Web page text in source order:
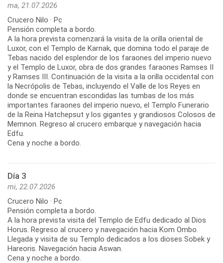
ma, 21.07.2026
Crucero Nilo · Pc
Pensión completa a bordo.
A la hora prevista comenzará la visita de la orilla oriental de
Luxor, con el Templo de Karnak, que domina todo el paraje de
Tebas nacido del esplendor de los faraones del imperio nuevo
y el Templo de Luxor, obra de dos grandes faraones Ramses II
y Ramses III. Continuación de la visita a la orilla occidental con
la Necrópolis de Tebas, incluyendo el Valle de los Reyes en
donde se encuentran escondidas las tumbas de los más
importantes faraones del imperio nuevo, el Templo Funerario
de la Reina Hatchepsut y los gigantes y grandiosos Colosos de
Memnon. Regreso al crucero embarque y navegación hacia
Edfu.
Cena y noche a bordo.
Día 3
mi, 22.07.2026
Crucero Nilo · Pc
Pensión completa a bordo.
A la hora prevista visita del Templo de Edfu dedicado al Dios
Horus. Regreso al crucero y navegación hacia Kom Ombo.
Llegada y visita de su Templo dedicados a los dioses Sobek y
Hareoris. Navegación hacia Aswan.
Cena y noche a bordo.